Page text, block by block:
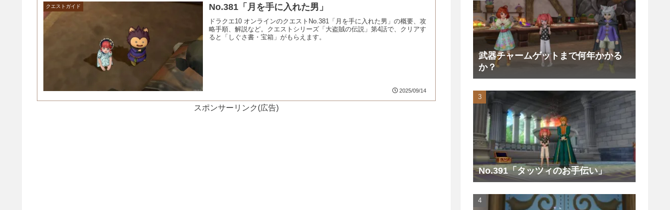
クエストガイド No.381「月を手に入れた男」
ドラクエ10 オンラインのクエストNo.381「月を手に入れた男」の概要、攻
略手順、解説など。クエストシリーズ「大盗賊の伝説」第4話で、クリアす
ると「しぐさ書・宝箱」がもらえます。
2025/09/14
スポンサーリンク(広告)
武器チャームゲットまで何年かかる
か？
No.391「タッツィのお手伝い」